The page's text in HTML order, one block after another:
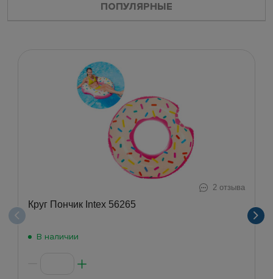
ПОПУЛЯРНЫЕ
2 отзыва
Круг Пончик Intex 56265
В наличии